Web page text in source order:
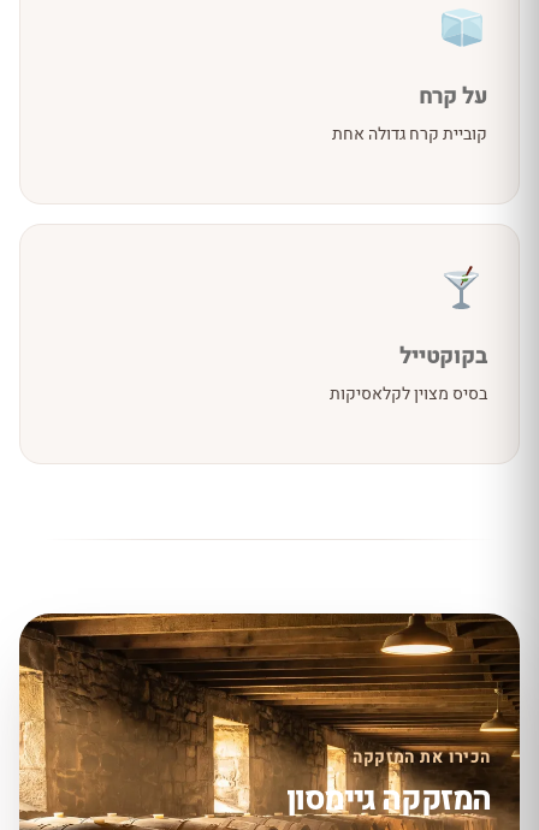
על קרח
קוביית קרח גדולה אחת
בקוקטייל
בסיס מצוין לקלאסיקות
הכירו את המזקקה
המזקקה גיימסון